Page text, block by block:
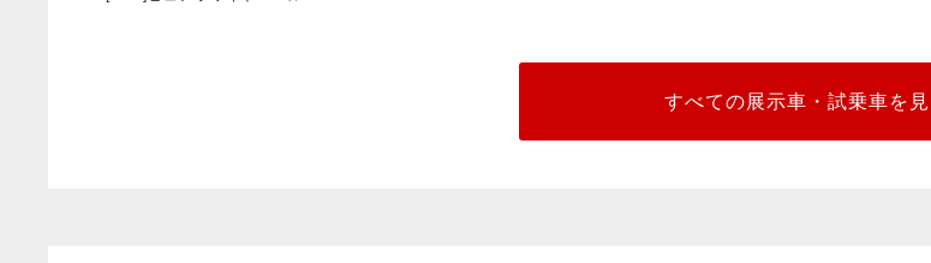
すべての展示車・試乗車を見